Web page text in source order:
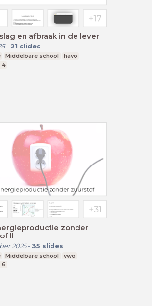
en afbraak in de lever
- 21 slides
Middelbare school
havo
4
zonder
ll
2025- 35 slides
Middelbare school
vwo
6